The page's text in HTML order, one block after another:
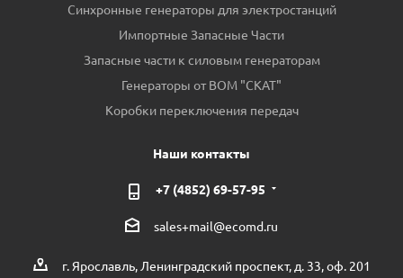
Синхронные генераторы для электростанций
Импортные Запасные Части
Запасные части к силовым генераторам
Генераторы от ВОМ "СКАТ"
Коробки переключения передач
Наши контакты
+7 (4852) 69-57-95
sales+mail@ecomd.ru
г. Ярославль, Ленинградский проспект, д. 33, оф. 201